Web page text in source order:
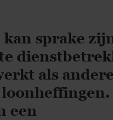
sprake
als andere
een